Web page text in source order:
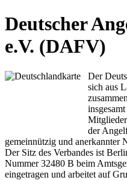
Deutscher
e.V. (DAFV)
Der
sich aus
der
gemeinnützig und anerkannter
Der Sitz des Verbandes ist
Nummer 32480 B beim
eingetragen und arbeitet auf